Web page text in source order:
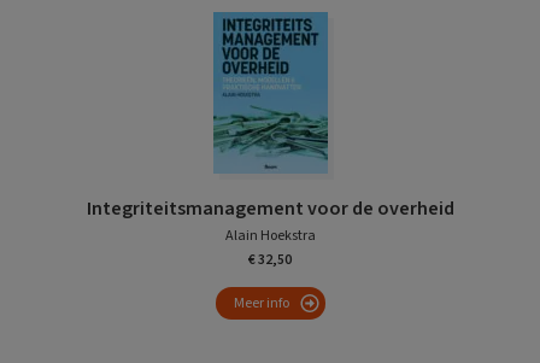
Integriteitsmanagement voor de overheid
Alain Hoekstra
€ 32,50
Meer info